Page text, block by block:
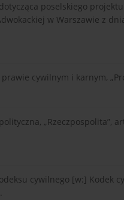
poselskiego
w Warszawie z
prawie cywilnym i karnym,
„Rzeczpospolita”,
cywilnego [w:] Kodek